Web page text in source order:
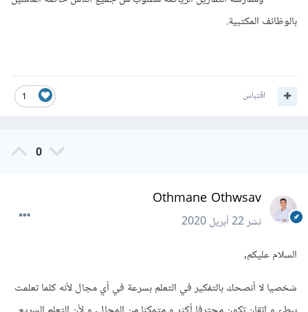
بالوظائف المكتبية.
1 اقتباس
0
Othmane Othwsav
نشر22 أبريل 2020
السلام عليكم,
شخصيا لا أنصحك بالتفكير في التعلم بسرعة في أي مجال لأنه كلما تعلمت